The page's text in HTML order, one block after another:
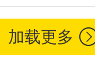
加载更多